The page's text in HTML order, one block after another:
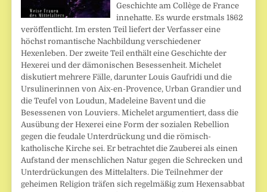
Geschichte am Collège de France
innehatte. Es wurde erstmals 1862
veröffentlicht. Im ersten Teil liefert der Verfasser eine
höchst romantische Nachbildung verschiedener
Hexenleben. Der zweite Teil enthält eine Geschichte der
Hexerei und der dämonischen Besessenheit. Michelet
diskutiert mehrere Fälle, darunter Louis Gaufridi und die
Ursulinerinnen von Aix-en-Provence, Urban Grandier und
die Teufel von Loudun, Madeleine Bavent und die
Besessenen von Louviers. Michelet argumentiert, dass die
Ausübung der Hexerei eine Form der sozialen Rebellion
gegen die feudale Unterdrückung und die römisch-
katholische Kirche sei. Er betrachtet die Zauberei als einen
Aufstand der menschlichen Natur gegen die Schrecken und
Unterdrückungen des Mittelalters. Die Teilnehmer der
geheimen Religion träfen sich regelmäßig zum Hexensabbat